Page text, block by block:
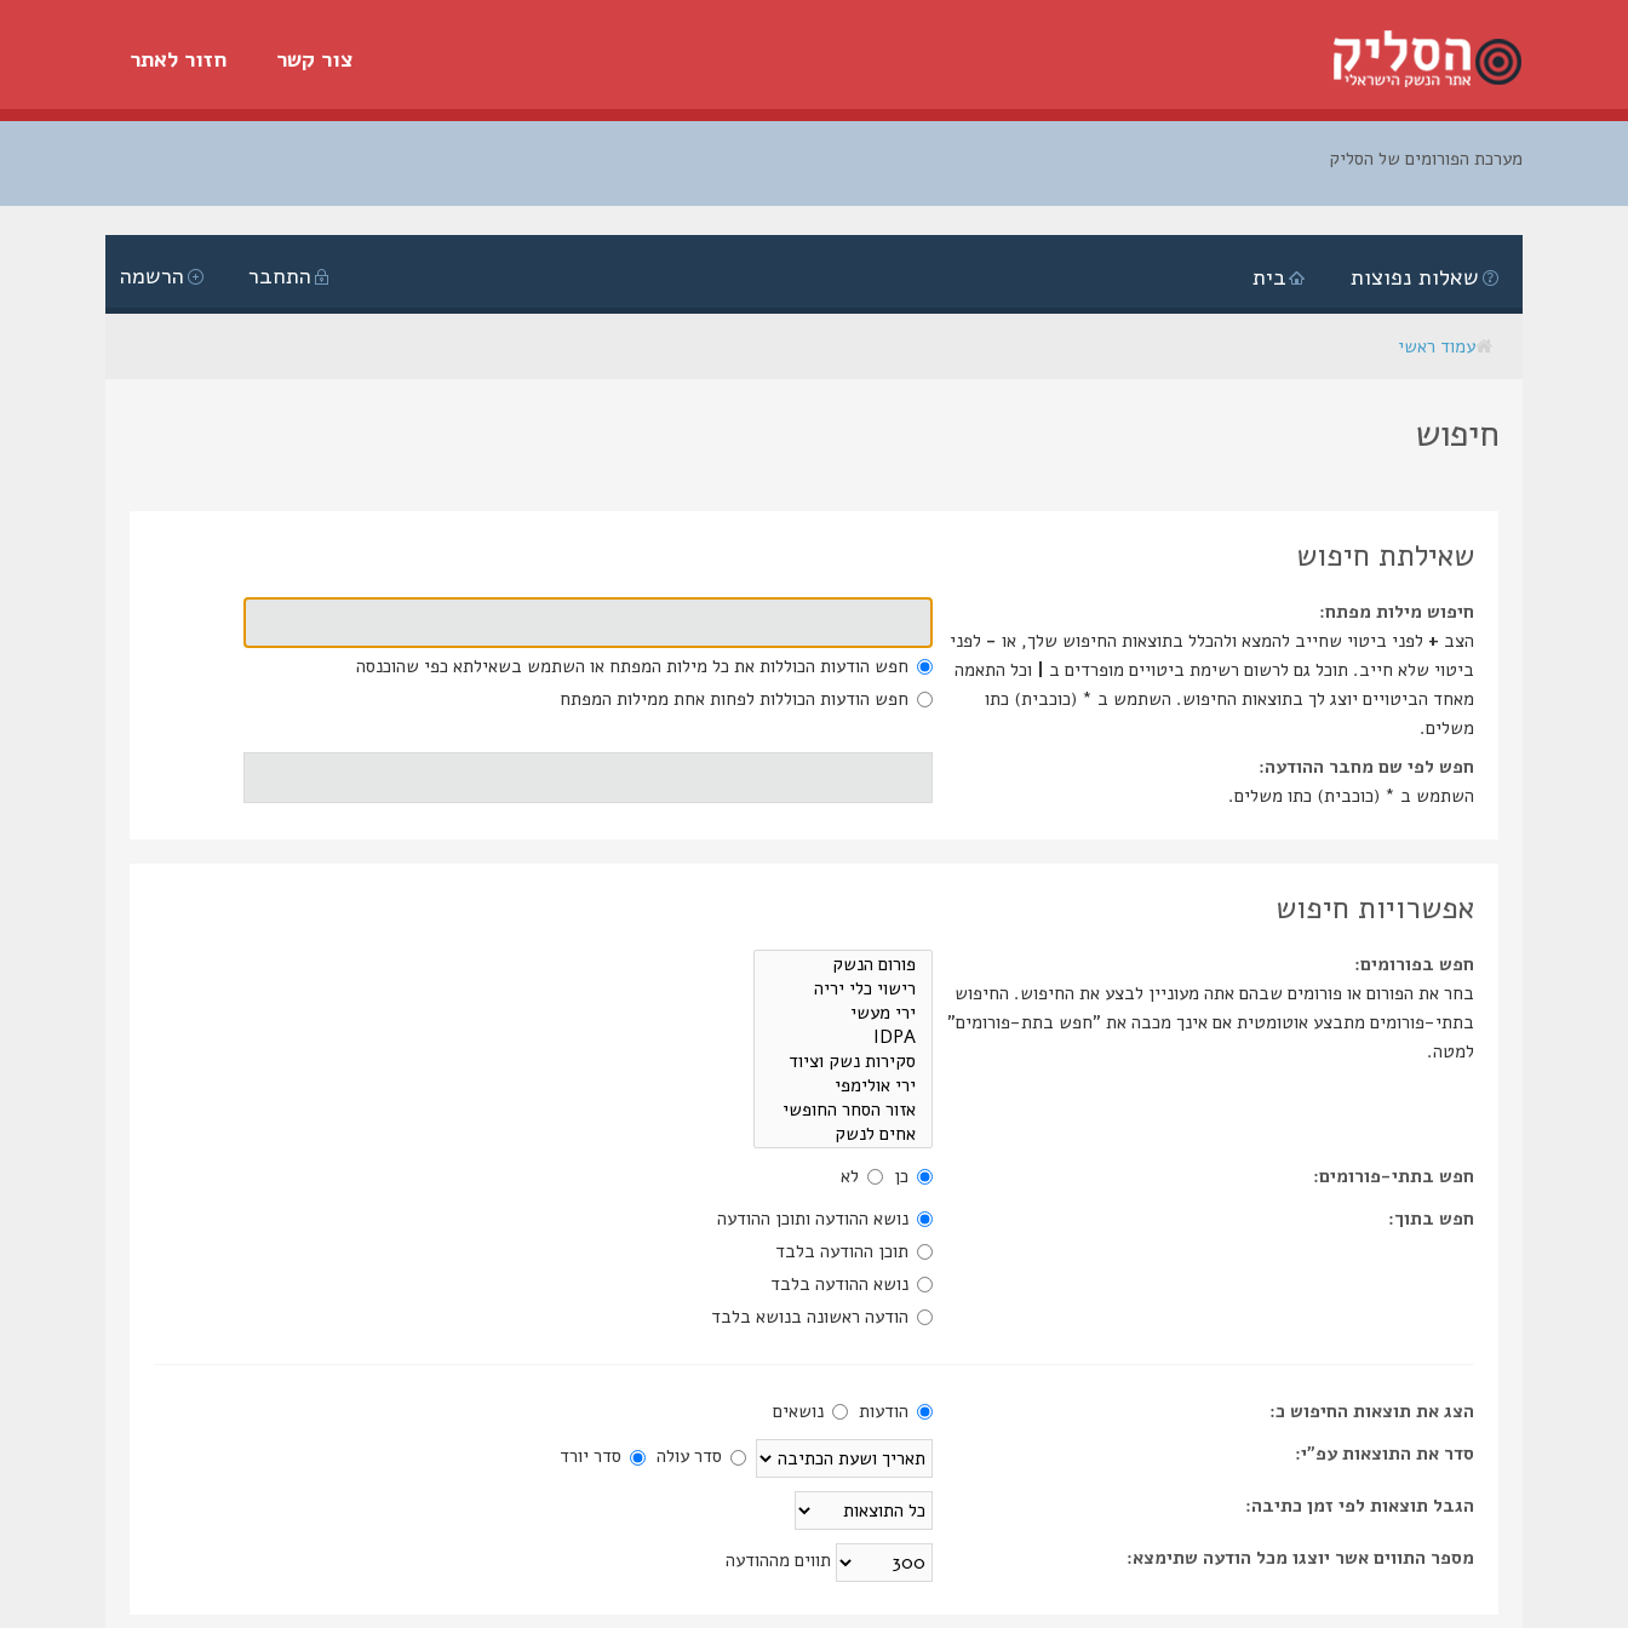
חזור לאתר צור קשר
מערכת הפורומים של הסליק
הרשמה התחבר בית שאלות נפוצות
עמוד ראשי
חיפוש
שאילתת חיפוש
חיפוש מילות מפתח:
הצב + לפני ביטוי שחייב להמצא ולהכלל בתוצאות החיפוש שלך, או - לפני
ביטוי שלא חייב. תוכל גם לרשום רשימת ביטויים מופרדים ב | וכל התאמה
מאחד הביטויים יוצג לך בתוצאות החיפוש. השתמש ב * (כוכבית) כתו
משלים.
חפש הודעות הכוללות את כל מילות המפתח או השתמש בשאילתא כפי שהוכנסה
חפש הודעות הכוללות לפחות אחת ממילות המפתח
חפש לפי שם מחבר ההודעה:
השתמש ב * (כוכבית) כתו משלים.
אפשרויות חיפוש
חפש בפורומים:
בחר את הפורום או פורומים שבהם אתה מעוניין לבצע את החיפוש. החיפוש
בתתי-פורומים מתבצע אוטומטית אם אינך מכבה את "חפש בתת-פורומים"
למטה.
חפש בתתי-פורומים: כן
לא
חפש בתוך:
נושא ההודעה ותוכן ההודעה
תוכן ההודעה בלבד
נושא ההודעה בלבד
הודעה ראשונה בנושא בלבד
הצג את תוצאות החיפוש כ: הודעות
נושאים
סדר את התוצאות עפ"י:
סדר עולה סדר יורד
הגבל תוצאות לפי זמן כתיבה:
מספר התווים אשר יוצגו מכל הודעה שתימצא: תווים מההודעה